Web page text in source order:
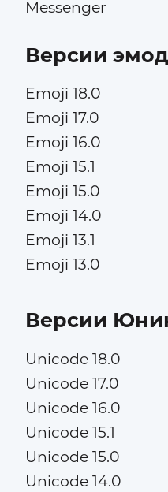
Messenger
Версии
Emoji 18.0
Emoji 17.0
Emoji 16.0
Emoji 15.1
Emoji 15.0
Emoji 14.0
Emoji 13.1
Emoji 13.0
Версии
Unicode 18.0
Unicode 17.0
Unicode 16.0
Unicode 15.1
Unicode 15.0
Unicode 14.0